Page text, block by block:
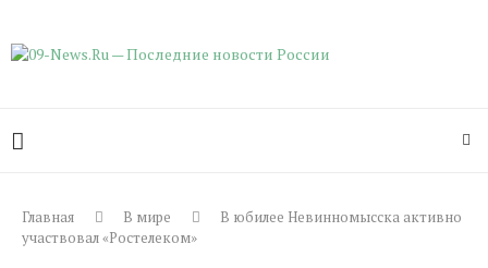
Главная В мире
В юбилее Невинномысска активно
участвовал «Ростелеком»